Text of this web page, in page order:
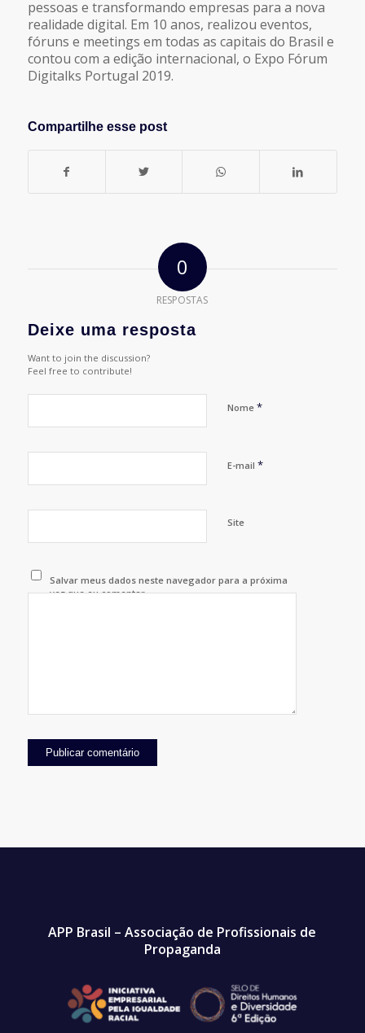
pessoas e transformando empresas para a nova
realidade digital. Em 10 anos, realizou eventos,
fóruns e meetings em todas as capitais do Brasil e
contou com a edição internacional, o Expo Fórum
Digitalks Portugal 2019.
Compartilhe esse post
0
RESPOSTAS
Deixe uma resposta
Want to join the discussion?
Feel free to contribute!
Nome *
E-mail *
Site
Salvar meus dados neste navegador para a próxima
vez que eu comentar.
APP Brasil – Associação de Profissionais de
Propaganda